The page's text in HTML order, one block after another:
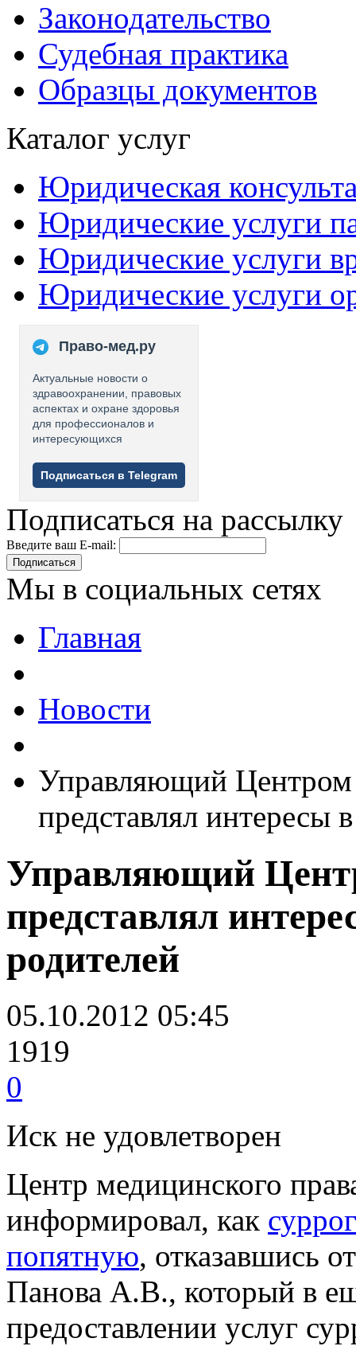
Законодательство
Судебная практика
Образцы документов
Каталог услуг
Юридическая
Юридические услуги
Юридические услуги
Юридические услуги
Право-мед.ру
Актуальные новости о
здравоохранении, правовых
аспектах и охране здоровья
для профессионалов и
интересующихся
Подписаться в Telegram
Подписаться на рассылку
Введите ваш E-mail:
Подписаться
Мы в социальных сетях
Главная
Новости
Управляющий Центром
представлял интересы
Управляющий
представлял
родителей
05.10.2012 05:45
1919
0
Иск не удовлетворен
Центр медицинского
информировал, как
попятную, отказавшись
Панова А.В., который в
предоставлении услуг